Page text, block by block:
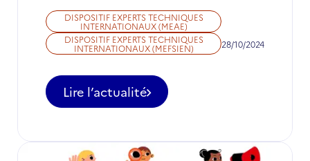
DISPOSITIF EXPERTS TECHNIQUES
INTERNATIONAUX (MEAE)
DISPOSITIF EXPERTS TECHNIQUES
INTERNATIONAUX (MEFSIEN) 28/10/2024
Lire l’actualité
-
Retour
la